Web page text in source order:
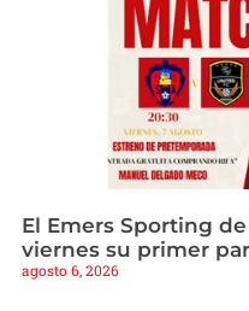
El Emers Sporting
viernes su primer
agosto 6, 2026